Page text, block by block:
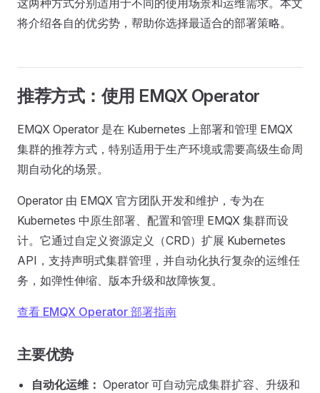
这两种方式分别适用于不同的使用场景和运维需求。本文
将介绍各自的优劣势，帮助你选择最适合的部署策略。
推荐方式：使用 EMQX Operator
EMQX Operator 是在 Kubernetes 上部署和管理 EMQX
集群的推荐方式，特别适用于生产环境或需要高级生命周
期自动化的场景。
Operator 由 EMQX 官方团队开发和维护，专为在
Kubernetes 中原生部署、配置和管理 EMQX 集群而设
计。它通过自定义资源定义（CRD）扩展 Kubernetes
API，支持声明式集群管理，并自动化执行复杂的运维任
务，如弹性伸缩、版本升级和故障恢复。
查看 EMQX Operator 部署指南
主要优势
自动化运维： Operator 可自动完成集群扩容、升级和